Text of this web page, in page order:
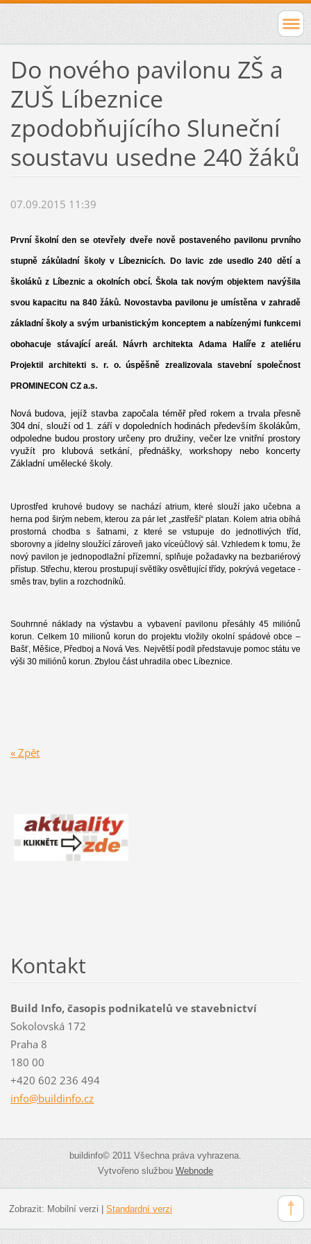
Do nového pavilonu ZŠ a
ZUŠ Líbeznice
zpodobňujícího Sluneční
soustavu usedne 240 žáků
07.09.2015 11:39
První školní den se otevřely dveře nově postaveného pavilonu prvního
stupně zákůladní školy v Líbeznicích. Do lavic zde usedlo 240 dětí a
školáků z Líbeznic a okolních obcí. Škola tak novým objektem navýšila
svou kapacitu na 840 žáků. Novostavba pavilonu je umístěna v zahradě
základní školy a svým urbanistickým konceptem a nabízenými funkcemi
obohacuje stávající areál. Návrh architekta Adama Halíře z ateliéru
Projektil architekti s. r. o. úspěšně zrealizovala stavební společnost
PROMINECON CZ a.s.
Nová budova, jejíž stavba započala téměř před rokem a trvala přesně
304 dní, slouží od 1. září v dopoledních hodinách především školákům,
odpoledne budou prostory určeny pro družiny, večer lze vnitřní prostory
využít pro klubová setkání, přednášky, workshopy nebo koncerty
Základní umělecké školy.
Uprostřed kruhové budovy se nachází atrium, které slouží jako učebna a
herna pod širým nebem, kterou za pár let „zastřeší“ platan. Kolem atria obíhá
prostorná chodba s šatnami, z které se vstupuje do jednotlivých tříd,
sborovny a jídelny sloužící zároveň jako víceúčlový sál. Vzhledem k tomu, že
nový pavilon je jednopodlažní přízemní, splňuje požadavky na bezbariérový
přístup. Střechu, kterou prostupují světlíky osvětlující třídy, pokrývá vegetace -
směs trav, bylin a rozchodníků.
Souhrnné náklady na výstavbu a vybavení pavilonu přesáhly 45 miliónů
korun. Celkem 10 milionů korun do projektu vložily okolní spádové obce –
Bašť, Měšice, Předboj a Nová Ves. Největší podíl představuje pomoc státu ve
výši 30 miliónů korun. Zbylou část uhradila obec Líbeznice.
« Zpět
Kontakt
Build Info, časopis podnikatelů ve stavebnictví
Sokolovská 172
Praha 8
180 00
+420 602 236 494
info@buildinfo.cz
buildinfo© 2011 Všechna práva vyhrazena.
Vytvořeno službouWebnode
Zobrazit: Mobilní verzi Standardní verzi